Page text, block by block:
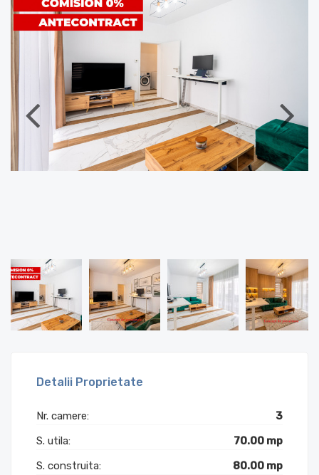
Detalii Proprietate
Nr. camere:
3
S. utila:
70.00 mp
S. construita:
80.00 mp